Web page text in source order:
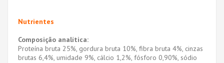
Nutrientes
Composição analítica:
Proteína bruta 25%, gordura bruta 10%, fibra bruta 4%, cinzas
brutas 6,4%, umidade 9%, cálcio 1,2%, fósforo 0,90%, sódio